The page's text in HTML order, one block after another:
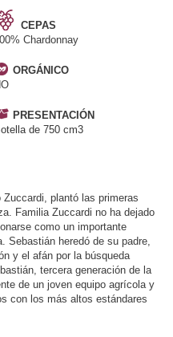
CEPAS
Chardonnay
ORGÁNICO
PRESENTACIÓN
de 750 cm3
Zuccardi, plantó las primeras
Familia Zuccardi no ha dejado
como un importante
Sebastián heredó de su padre,
y el afán por la búsqueda
tercera generación de la
de un joven equipo agrícola y
con los más altos estándares